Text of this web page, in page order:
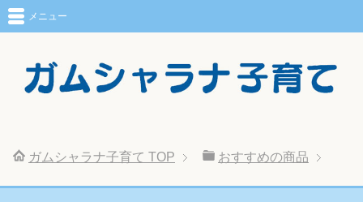
メニュー
ガムシャラナ子育て TOP おすすめの商品